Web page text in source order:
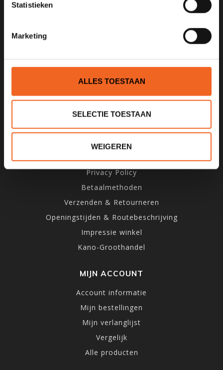
Statistieken
Marketing
ALLES TOESTAAN
SELECTIE TOESTAAN
WEIGEREN
Over ons
Privacy Policy
Betaalmethoden
Verzenden & Retourneren
Openingstijden & Routebeschrijving
Impressie winkel
Kano-Groothandel
MIJN ACCOUNT
Account informatie
Mijn bestellingen
Mijn verlanglijst
Vergelijk
Alle producten